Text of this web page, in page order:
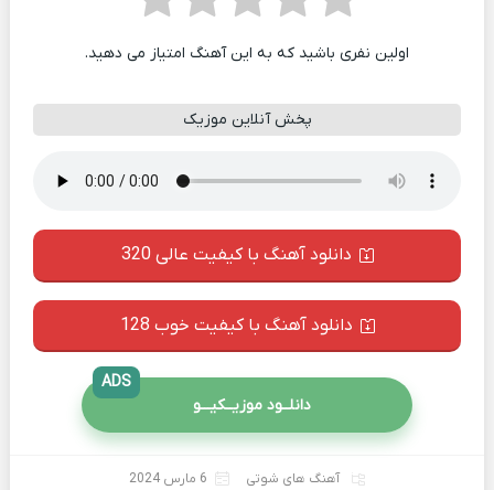
اولین نفری باشید که به این آهنگ امتیاز می دهید.
پخش آنلاین موزیک
دانلود آهنگ با کیفیت عالی 320
دانلود آهنگ با کیفیت خوب 128
دانلــود موزیــکیـــو
ADS
آهنگ های شوتی 6 مارس 2024